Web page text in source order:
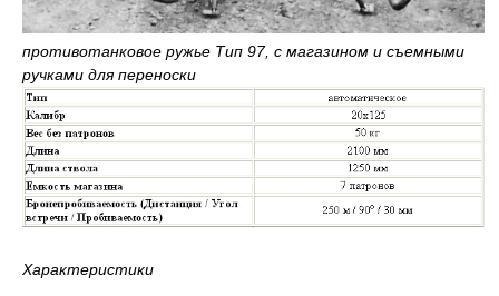
противотанковое ружье Тип 97, с магазином и съемными
ручками для переноски
Характеристики